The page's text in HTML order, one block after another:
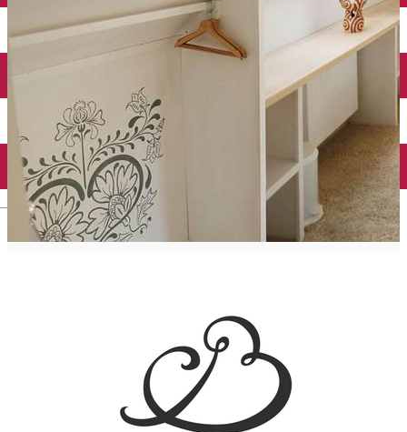
English